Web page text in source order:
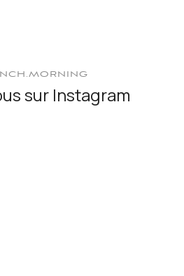
sur Instagram